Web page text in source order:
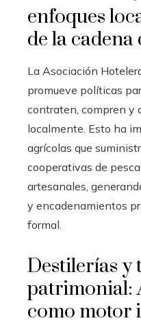
enfoques
de la
La Asociación
promueve políticas
contraten, compren y
localmente. Esto ha
agrícolas que
cooperativas de
artesanales,
y encadenamientos
formal.
Destilerías y
patrimonial:
como motor